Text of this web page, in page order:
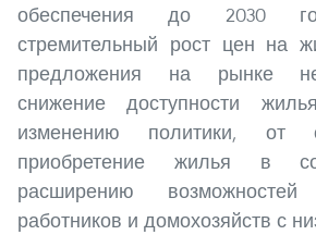
обеспечения до 2030
стремительный рост цен на
предложения на рынке
снижение доступности
изменению политики, от
приобретение жилья в
расширению
работников и домохозяйств с